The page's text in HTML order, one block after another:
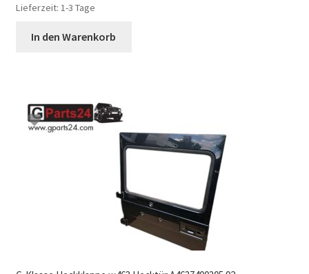
Lieferzeit: 1-3 Tage
In den Warenkorb